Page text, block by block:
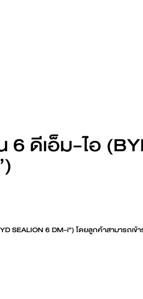
ขอข้อเสนอ
ดีเอ็ม-ไอ
SEALION 6 DM-i”) โดยลูกค้าสามารถเข้